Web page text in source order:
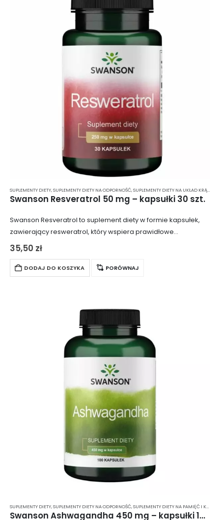
SUPLEMENTY DIETY,SUPLEMENTY DIETY NA ODPORNOŚĆ,SUPLEMENTY DIETY NA UKŁAD KRĄŻENIA
Swanson Resveratrol 50 mg – kapsułki 30 szt.
Swanson Resveratrol to suplement diety w formie kapsułek,
zawierający resweratrol, który wspiera prawidłowe
funkcjonowanie serca. Resweratrol pomaga w wydzielaniu
tlenku azotu, co przyczynia się do poprawy krążenia i
zapobiega niedokrwieniu….
35,50 zł
DODAJ DO KOSZYKA PORÓWNAJ
SUPLEMENTY DIETY,SUPLEMENTY DIETY NA ODPORNOŚĆ,SUPLEMENTY DIETY NA PAMIĘĆ I KONCENTRACJĘ
Swanson Ashwagandha 450 mg – kapsułki 100 szt.